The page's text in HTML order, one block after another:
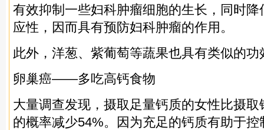
有效抑制一些妇科肿瘤细胞的生长，同时
应性，因而具有预防妇科肿瘤的作用。
此外，洋葱、紫葡萄等蔬果也具有类似的功
卵巢癌——多吃高钙食物
大量调查发现，摄取足量钙质的女性比摄
的概率减少54%。因为充足的钙质有助于